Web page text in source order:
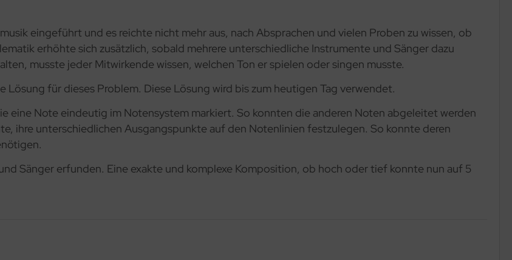
eingeführt und es reichte nicht mehr aus, nach Absprachen und vielen Proben zu wissen, ob
erhöhte sich zusätzlich, sobald mehrere unterschiedliche Instrumente und Sänger dazu
musste jeder Mitwirkende wissen, welchen Ton er spielen oder singen musste.
für dieses Problem. Diese Lösung wird bis zum heutigen Tag verwendet.
eine Note eindeutig im Notensystem markiert. So konnten die anderen Noten abgeleitet werden
ihre unterschiedlichen Ausgangspunkte auf den Notenlinien festzulegen. So konnte deren
Sänger erfunden. Eine exakte und komplexe Komposition, ob hoch oder tief konnte nun auf 5